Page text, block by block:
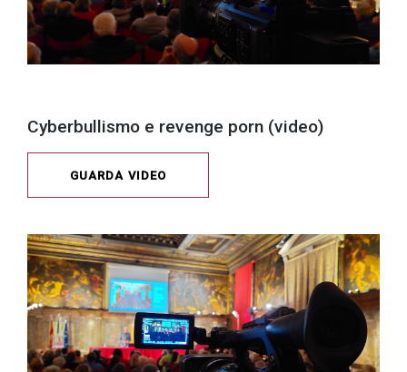
Cyberbullismo e revenge porn (video)
GUARDA VIDEO